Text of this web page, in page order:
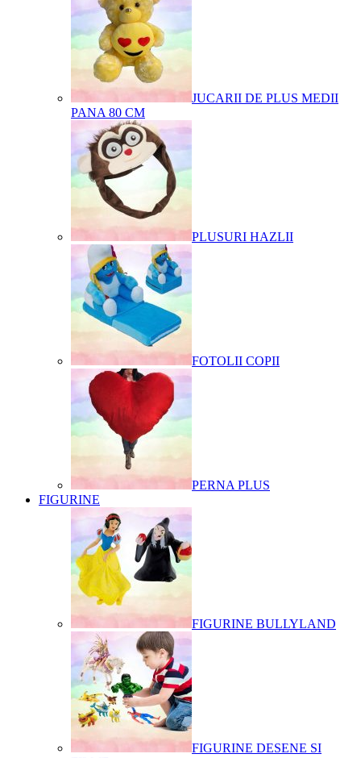
JUCARII DE PLUS MEDII
PANA 80 CM
PLUSURI HAZLII
FOTOLII COPII
PERNA PLUS
FIGURINE
FIGURINE BULLYLAND
FIGURINE DESENE SI